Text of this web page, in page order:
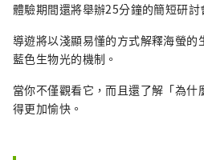
體驗期間還將舉辦25分鐘的簡短研討
導遊將以淺顯易懂的方式解釋海螢的
藍色生物光的機制。
當你不僅觀看它，而且還了解「為
得更加愉快。